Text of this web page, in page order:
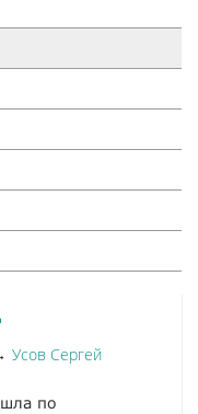
Усов Сергей
по